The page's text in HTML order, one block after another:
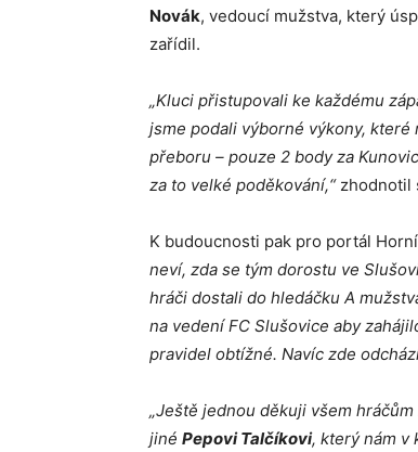
Novák, vedoucí mužstva, který
zařídil.
„Kluci přistupovali ke každému
jsme podali výborné výkony,
přeboru – pouze 2 body za
za to velké poděkování,“ zhodnotil
K budoucnosti pak pro portál
neví, zda se tým dorostu ve
hráči dostali do hledáčku A
na vedení FC Slušovice aby
pravidel obtížné. Navíc zde
„Ještě jednou děkuji všem
jiné Pepovi Talčíkovi, který nám v